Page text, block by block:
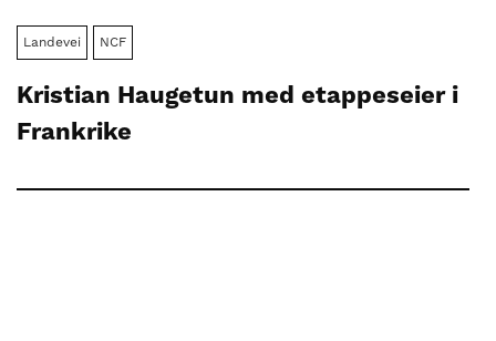
Landevei NCF
Kristian Haugetun med etappeseier i
Frankrike